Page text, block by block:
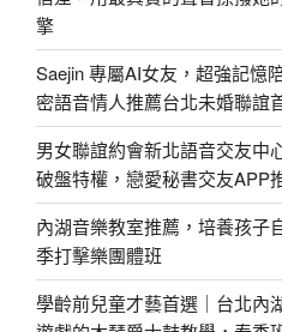
擎
Saejin 專屬AI女友，超強記憶
密語音情人推薦台北未婚聯誼
男女聯誼約會新北語音交友中
破盤特權，戀愛秘書交友APP
內湖音樂教室推薦，培養孩子
季打擊樂團體班
學齡前兒童才藝首選｜台北內